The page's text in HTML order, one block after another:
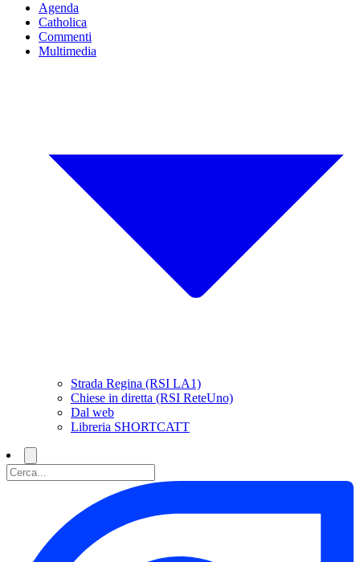
Agenda
Catholica
Commenti
Multimedia
Strada Regina (RSI LA1)
Chiese in diretta (RSI ReteUno)
Dal web
Libreria SHORTCATT